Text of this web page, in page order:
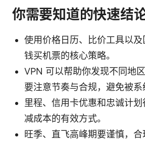
你需要知道的快速结
使用价格日历、比价工具以
钱买机票的核心策略。
VPN 可以帮助你发现不同地
要注意节奏与合规，避免被系
里程、信用卡优惠和忠诚计划
减成本的有效方式。
旺季、直飞高峰期要谨慎，